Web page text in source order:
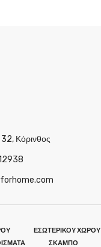
Κόρινθος
ΕΣΩΤΕΡΙΚΟΥ ΧΩΡΟΥ
ΣΚΑΜΠΟ